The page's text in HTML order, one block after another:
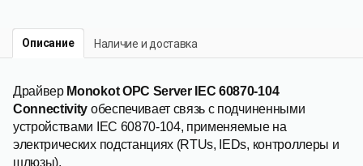
Описание Наличие и доставка
Драйвер Monokot OPC Server IEC 60870-104
Connectivity обеспечивает связь с подчиненными
устройствами IEC 60870-104, применяемые на
электрических подстанциях (RTUs, IEDs, контроллеры и
шлюзы).